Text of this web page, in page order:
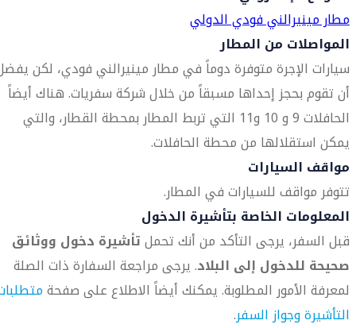
مطار مينيرالني فودي الدولي
المواصلات من المطار
سيارات الإجرة متوفرة دوماً في مطار مينيرالني فودي، لكن
أن تقوم بحجز إحداها مسبقاً من خلال شركة سفريات. هناك أيضاً
الحافلات 9 و 10 و11 التي تربط المطار بمحطة القطار، والتي
يمكن استقلالها من محطة الحافلات.
مواقف السيارات
تتوفر مواقف للسيارات في المطار.
المعلومات الخاصة بتأشيرة الدخول
قبل السفر، يرجى التأكد من أنك تحملتأشيرة دخول ووثائق
صحيحة للدخول إلى البلاد. يرجى مراجعة السفارة ذات الصلة
لمعرفة الأمور المطلوبة. يمكنك أيضاً الاطلاع على صفحة
التأشيرة وجواز السفر.